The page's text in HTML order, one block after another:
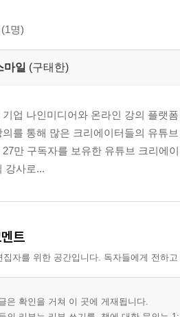
(1명)
마일 (구태한)
기업 나인미디어와 온라인 강의 플랫
의를 통해 많은 크리에이터들의 유튜
27만 구독자를 보유한 유튜브 크리에
강사로...
트
집자를 위한 공간입니다. 독자들에게 전하
은 확인을 거쳐 이 곳에 게재됩니다.